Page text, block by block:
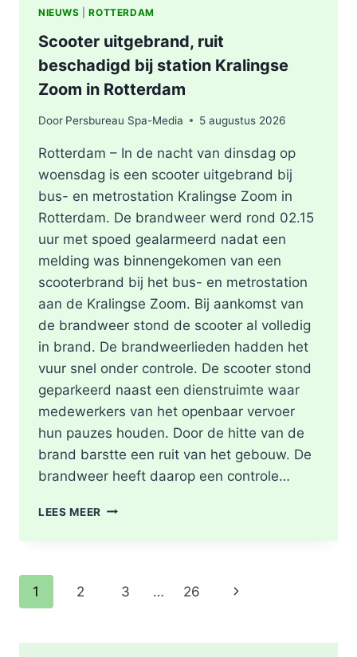
NIEUWS |ROTTERDAM
Scooter uitgebrand, ruit
beschadigd bij station Kralingse
Zoom in Rotterdam
Door Persbureau Spa-Media 5 augustus 2026
Rotterdam – In de nacht van dinsdag op
woensdag is een scooter uitgebrand bij
bus- en metrostation Kralingse Zoom in
Rotterdam. De brandweer werd rond 02.15
uur met spoed gealarmeerd nadat een
melding was binnengekomen van een
scooterbrand bij het bus- en metrostation
aan de Kralingse Zoom. Bij aankomst van
de brandweer stond de scooter al volledig
in brand. De brandweerlieden hadden het
vuur snel onder controle. De scooter stond
geparkeerd naast een dienstruimte waar
medewerkers van het openbaar vervoer
hun pauzes houden. Door de hitte van de
brand barstte een ruit van het gebouw. De
brandweer heeft daarop een controle…
LEES MEER SCOOTER
STATION
IN
Paginanavigatie
1 2 3 … 26
Volgende